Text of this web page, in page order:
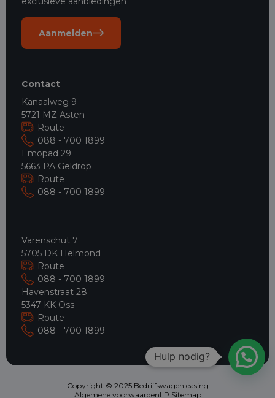
Aanmelden
Contact
Kanaalweg 9
5721 MZ Asten
Route
088 - 700 1899
Emopad 29
5663 PA Geldrop
Route
088 - 700 1899
Varenschut 7
5705 DK Helmond
Route
088 - 700 1899
Havenstraat 28
5347 KK Oss
Route
088 - 700 1899
Copyright © 2025 Bedrijfswagenleasing
Algemene voorwaardenLP Sitemap
Hulp nodig?